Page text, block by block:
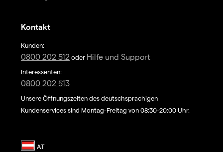
Kontakt
Kunden:
0800 202 512 oder Hilfe und Support
Interessenten:
0800 202 513
Unsere Öffnungszeiten des deutschsprachigen
Kundenservices sind Montag-Freitag von 08:30-20:00 Uhr.